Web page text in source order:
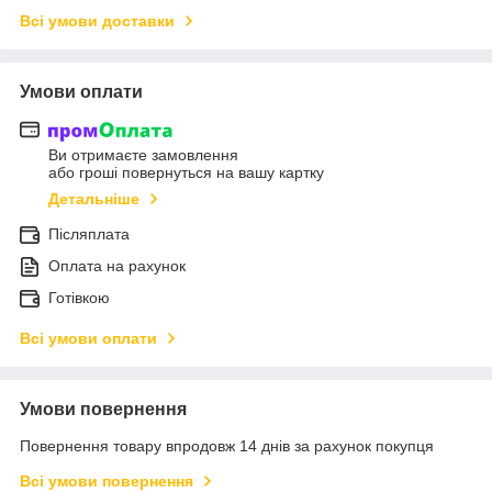
Всі умови доставки
Умови оплати
Ви отримаєте замовлення
або гроші повернуться на вашу картку
Детальніше
Післяплата
Оплата на рахунок
Готівкою
Всі умови оплати
Умови повернення
Повернення товару впродовж 14 днів за рахунок покупця
Всі умови повернення